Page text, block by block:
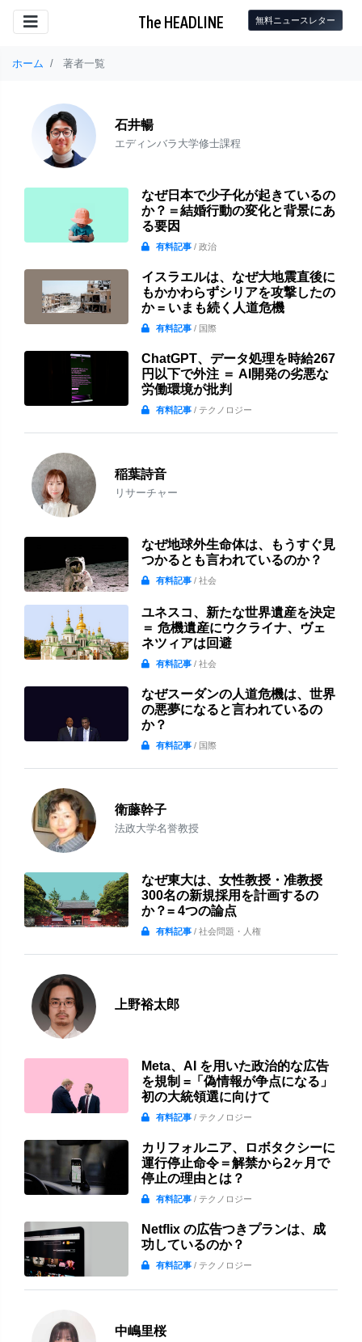
The HEADLINE 無料ニュースレター
ホーム 著者一覧
石井暢
エディンバラ大学修士課程
なぜ日本で少子化が起きているの
か？＝結婚行動の変化と背景にあ
る要因
有料記事/ 政治
イスラエルは、なぜ大地震直後に
もかかわらずシリアを攻撃したの
か = いまも続く人道危機
有料記事/ 国際
ChatGPT、データ処理を時給267
円以下で外注 ＝ AI開発の劣悪な
労働環境が批判
有料記事/ テクノロジー
稲葉詩音
リサーチャー
なぜ地球外生命体は、もうすぐ見
つかるとも言われているのか？
有料記事/ 社会
ユネスコ、新たな世界遺産を決定
＝ 危機遺産にウクライナ、ヴェ
ネツィアは回避
有料記事/ 社会
なぜスーダンの人道危機は、世界
の悪夢になると言われているの
か？
有料記事/ 国際
衛藤幹子
法政大学名誉教授
なぜ東大は、女性教授・准教授
300名の新規採用を計画するの
か？= 4つの論点
有料記事/ 社会問題・人権
上野裕太郎
Meta、AI を用いた政治的な広告
を規制 =「偽情報が争点になる」
初の大統領選に向けて
有料記事/ テクノロジー
カリフォルニア、ロボタクシーに
運行停止命令＝解禁から2ヶ月で
停止の理由とは？
有料記事/ テクノロジー
Netflix の広告つきプランは、成
功しているのか？
有料記事/ テクノロジー
中嶋里桜